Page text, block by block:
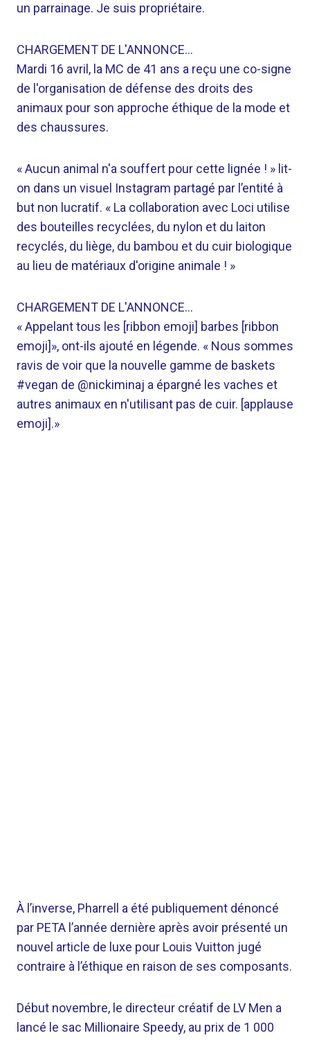
un parrainage. Je suis propriétaire.
CHARGEMENT DE L'ANNONCE…
Mardi 16 avril, la MC de 41 ans a reçu une co-signe
de l'organisation de défense des droits des
animaux pour son approche éthique de la mode et
des chaussures.
« Aucun animal n'a souffert pour cette lignée ! » lit-
on dans un visuel Instagram partagé par l’entité à
but non lucratif. « La collaboration avec Loci utilise
des bouteilles recyclées, du nylon et du laiton
recyclés, du liège, du bambou et du cuir biologique
au lieu de matériaux d'origine animale ! »
CHARGEMENT DE L'ANNONCE…
« Appelant tous les [ribbon emoji] barbes [ribbon
emoji]», ont-ils ajouté en légende. « Nous sommes
ravis de voir que la nouvelle gamme de baskets
#vegan de @nickiminaj a épargné les vaches et
autres animaux en n'utilisant pas de cuir. [applause
emoji].»
À l’inverse, Pharrell a été publiquement dénoncé
par PETA l’année dernière après avoir présenté un
nouvel article de luxe pour Louis Vuitton jugé
contraire à l’éthique en raison de ses composants.
Début novembre, le directeur créatif de LV Men a
lancé le sac Millionaire Speedy, au prix de 1 000